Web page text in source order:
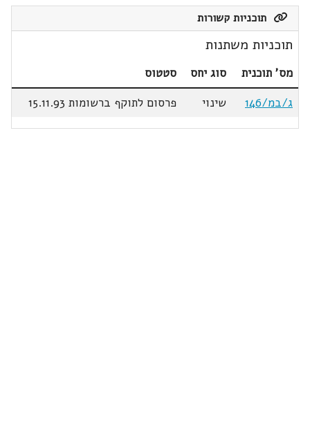
תוכניות קשורות
תוכניות משתנות
מס' תוכנית סוג יחס
סטטוס
ג/במ/146
שינוי פרסום לתוקף ברשומות 15.11.93